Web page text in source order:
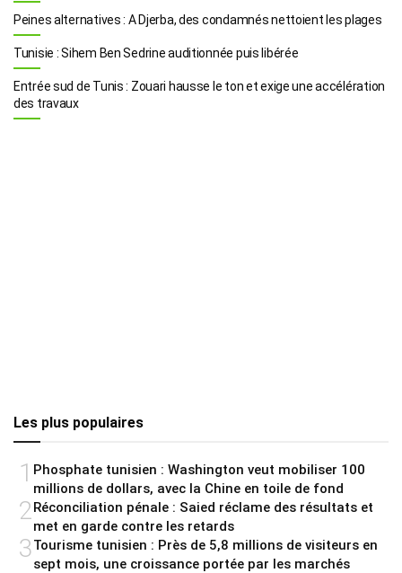
Peines alternatives : A Djerba, des condamnés nettoient les plages
Tunisie : Sihem Ben Sedrine auditionnée puis libérée
Entrée sud de Tunis : Zouari hausse le ton et exige une accélération
des travaux
Les plus populaires
1 Phosphate tunisien : Washington veut mobiliser 100
millions de dollars, avec la Chine en toile de fond
2 Réconciliation pénale : Saied réclame des résultats et
met en garde contre les retards
3Tourisme tunisien : Près de 5,8 millions de visiteurs en
sept mois, une croissance portée par les marchés